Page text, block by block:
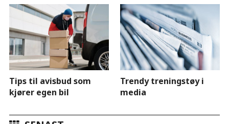
Tips til avisbud som
kjører egen bil
Trendy treningstøy i
media